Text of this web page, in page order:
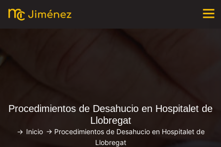
Procedimientos de Desahucio en Hospitalet de
Llobregat
-> Inicio -> Procedimientos de Desahucio en Hospitalet de
Llobregat